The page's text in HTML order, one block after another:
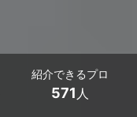
紹介できるプロ
571 人